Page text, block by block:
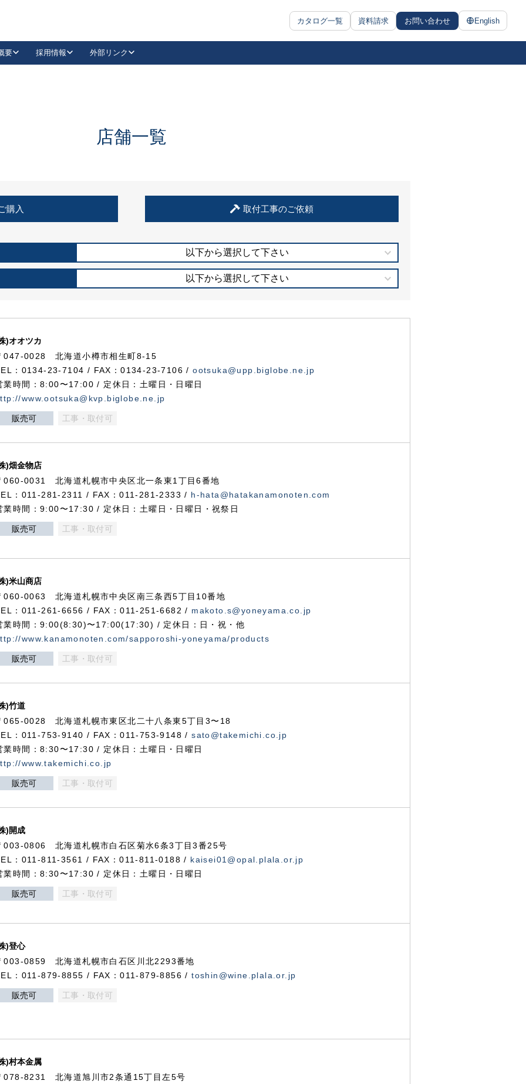
カタログ一覧 資料請求 お問い合わせ English
抗ウイルス・抗菌製品
要 採用情報 外部リンク
LinkedIn
住宅使用部材標準化推進協議会
店舗一覧
購入 取付工事のご依頼
以下から選択して下さい
以下から選択して下さい
)オオツカ
047-0028 北海道小樽市相生町8-15
：0134-23-7104 / FAX：0134-23-7106 /ootsuka@upp.biglobe.ne.jp
業時間：8:00〜17:00 / 定休日：土曜日・日曜日
www.ootsuka@kvp.biglobe.ne.jp
販売可 工事・取付可
)畑金物店
060-0031 北海道札幌市中央区北一条東1丁目6番地
：011-281-2311 / FAX：011-281-2333 / h-hata@hatakanamonoten.com
業時間：9:00〜17:30 / 定休日：土曜日・日曜日・祝祭日
販売可 工事・取付可
)米山商店
060-0063 北海道札幌市中央区南三条西5丁目10番地
：011-261-6656 / FAX：011-251-6682 / makoto.s@yoneyama.co.jp
業時間：9:00(8:30)〜17:00(17:30) / 定休日：日・祝・他
www.kanamonoten.com/sapporoshi-yoneyama/products
販売可 工事・取付可
)竹道
065-0028 北海道札幌市東区北二十八条東5丁目3〜18
：011-753-9140 / FAX：011-753-9148 /sato@takemichi.co.jp
業時間：8:30〜17:30 / 定休日：土曜日・日曜日
www.takemichi.co.jp
販売可 工事・取付可
)開成
003-0806 北海道札幌市白石区菊水6条3丁目3番25号
：011-811-3561 / FAX：011-811-0188 / kaisei01@opal.plala.or.jp
業時間：8:30〜17:30 / 定休日：土曜日・日曜日
販売可 工事・取付可
)登心
003-0859 北海道札幌市白石区川北2293番地
：011-879-8855 / FAX：011-879-8856 /toshin@wine.plala.or.jp
販売可 工事・取付可
)村本金属
078-8231 北海道旭川市2条通15丁目左5号